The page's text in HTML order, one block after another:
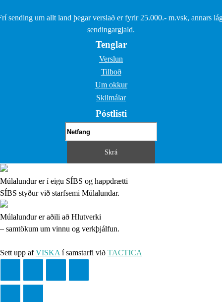
sending um allt land þegar verslað er fyrir 25.000.- m.vsk, annars
sendingargjald.
Tenglar
Verslun
Tilboð
Um okkur
Skilmálar
Póstlisti
Múlalundur er í eigu SÍBS og happdrætti
SÍBS styður við starfsemi Múlalundar.
Múlalundur er aðili að Hlutverki
– samtökum um vinnu og verkþjálfun.
Sett upp afVISKA í samstarfi við TACTICA